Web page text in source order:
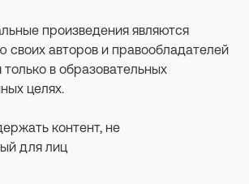
произведения являются
своих авторов и правообладателей
только в образовательных
целях.
контент, не
для лиц